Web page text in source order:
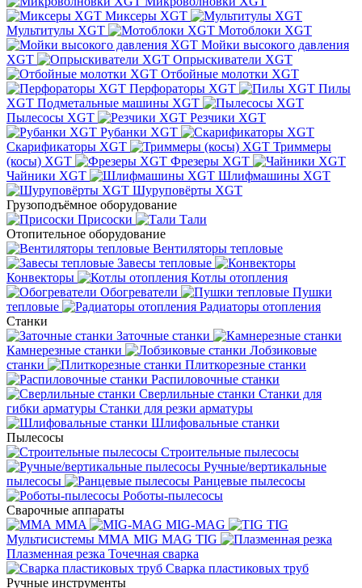
Миксеры XGT
Мультитулы XGT
Мотоблоки XGT
Мойки высокого давления
XGT
Опрыскиватели XGT
Отбойные молотки XGT
Перфораторы XGT
Пилы
XGT Подметальные машины XGT
Пылесосы XGT
Резчики XGT
Рубанки XGT
Скарификаторы XGT
Триммеры
(косы) XGT
Фрезеры XGT
Чайники XGT
Шлифмашины XGT
Шуруповёрты XGT
Грузоподъёмное оборудование
Присоски
Тали
Отопительное оборудование
Вентиляторы тепловые
Завесы тепловые
Конвекторы
Котлы отопления
Обогреватели
Пушки
тепловые
Радиаторы отопления
Станки
Заточные станки
Камнерезные станки
Лобзиковые
станки
Плиткорезные станки
Распиловочные станки
Сверлильные станки Станки для
гибки арматуры Станки для резки арматуры
Шлифовальные станки
Пылесосы
Строительные пылесосы
Ручные/вертикальные
пылесосы
Ранцевые пылесосы
Роботы-пылесосы
Сварочные аппараты
MMA
MIG-MAG
TIG
Мультисистемы ММА MIG MAG TIG
Плазменная резка Точечная сварка
Cварка пластиковых труб
Ручные инструменты